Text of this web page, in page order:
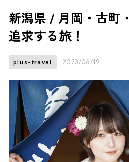
新潟県 / 月岡・古町
追求する旅！
plus-travel 2023/06/19